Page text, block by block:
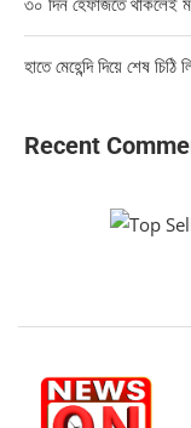
হাতে মেহেন্দি দিয়ে শেষ
Recent